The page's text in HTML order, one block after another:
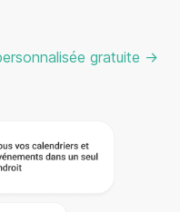
gratuite ->